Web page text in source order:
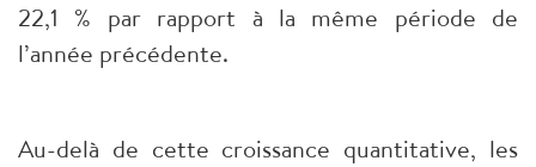
22,1 % par rapport à la même période de
l’année précédente.
Au-delà de cette croissance quantitative, les